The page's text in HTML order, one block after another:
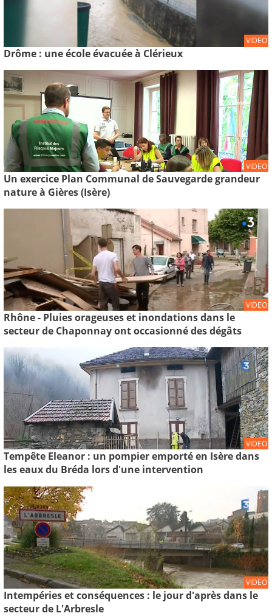
VIDEO
Drôme : une école évacuée à Clérieux
VIDEO
Un exercice Plan Communal de Sauvegarde grandeur
nature à Gières (Isère)
VIDEO
Rhône - Pluies orageuses et inondations dans le
secteur de Chaponnay ont occasionné des dégâts
VIDEO
Tempête Eleanor : un pompier emporté en Isère dans
les eaux du Bréda lors d'une intervention
VIDEO
Intempéries et conséquences : le jour d'après dans le
secteur de L'Arbresle